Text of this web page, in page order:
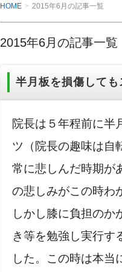
HOME 2015年6月の記事一覧
2015年6月の記事一覧
半月板を損傷しても
院長は５年程前に半
ツ（院長の趣味は自
常に悲しんだ時期が
の悲しみがこの時わ
しかし膝に負担のか
き等を勉強し実行す
した。この時は本当